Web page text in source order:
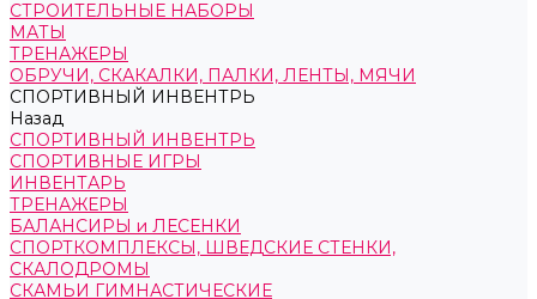
СТРОИТЕЛЬНЫЕ НАБОРЫ
МАТЫ
ТРЕНАЖЕРЫ
ОБРУЧИ, СКАКАЛКИ, ПАЛКИ, ЛЕНТЫ, МЯЧИ
СПОРТИВНЫЙ ИНВЕНТРЬ
Назад
СПОРТИВНЫЙ ИНВЕНТРЬ
СПОРТИВНЫЕ ИГРЫ
ИНВЕНТАРЬ
ТРЕНАЖЕРЫ
БАЛАНСИРЫ и ЛЕСЕНКИ
СПОРТКОМПЛЕКСЫ, ШВЕДСКИЕ СТЕНКИ,
СКАЛОДРОМЫ
СКАМЬИ ГИМНАСТИЧЕСКИЕ